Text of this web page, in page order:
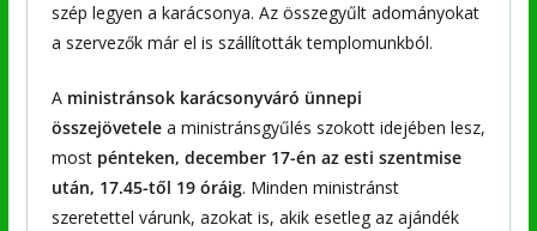
szép legyen a karácsonya. Az összegyűlt adományokat
a szervezők már el is szállították templomunkból.
A ministránsok karácsonyváró ünnepi
összejövetelea ministránsgyűlés szokott idejében lesz,
most pénteken, december 17-én az esti szentmise
után, 17.45-től 19 óráig. Minden ministránst
szeretettel várunk, azokat is, akik esetleg az ajándék